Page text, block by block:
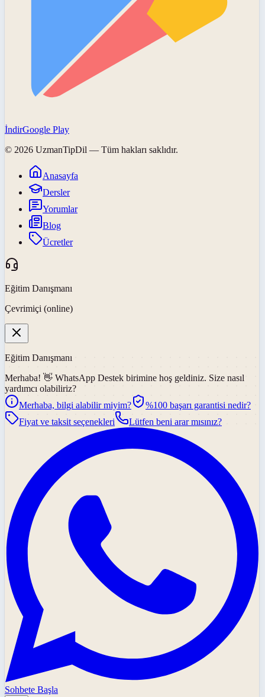
İndirGoogle Play
© 2026 UzmanTipDil — Tüm hakları saklıdır.
Anasayfa
Dersler
Yorumlar
Blog
Ücretler
Eğitim Danışmanı
Çevrimiçi (online)
Eğitim Danışmanı
Merhaba! 👋 WhatsApp Destek birimine hoş geldiniz. Size nasıl
yardımcı olabiliriz?
Merhaba, bilgi alabilir miyim?
%100 başarı garantisi nedir?
Fiyat ve taksit seçenekleri
Lütfen beni arar mısınız?
Sohbete Başla